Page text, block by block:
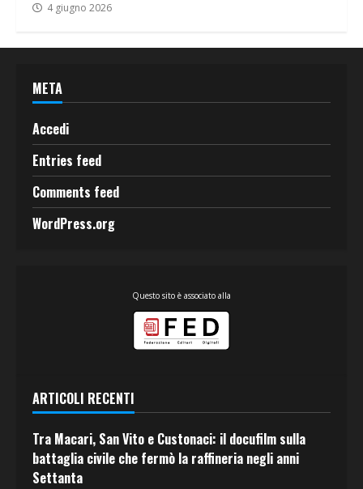
4 giugno 2026
META
Accedi
Entries feed
Comments feed
WordPress.org
Questo sito è associato alla
ARTICOLI RECENTI
Tra Macari, San Vito e Custonaci: il docufilm sulla
battaglia civile che fermò la raffineria negli anni
Settanta